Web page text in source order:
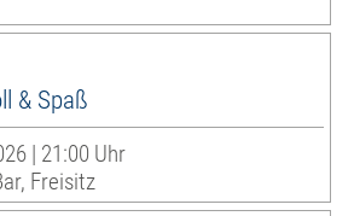
& Spaß
| 21:00 Uhr
Freisitz